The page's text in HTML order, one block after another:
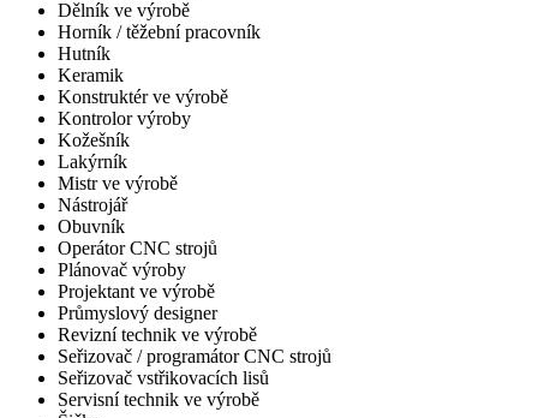
Dělník ve výrobě
Horník / těžební pracovník
Hutník
Keramik
Konstruktér ve výrobě
Kontrolor výroby
Kožešník
Lakýrník
Mistr ve výrobě
Nástrojář
Obuvník
Operátor CNC strojů
Plánovač výroby
Projektant ve výrobě
Průmyslový designer
Revizní technik ve výrobě
Seřizovač / programátor CNC strojů
Seřizovač vstřikovacích lisů
Servisní technik ve výrobě